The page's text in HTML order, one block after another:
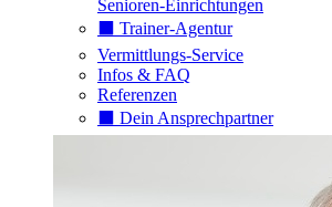
Senioren-Einrichtungen
⬛️ Trainer-Agentur
Vermittlungs-Service
Infos & FAQ
Referenzen
⬛️ Dein Ansprechpartner